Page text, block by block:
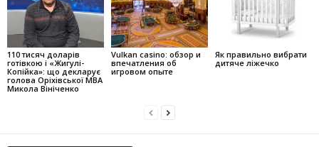
110 тисяч доларів
готівкою і «Жигулі-
Копійка»: що декларує
голова Оріхівської МВА
Микола Вініченко
Vulkan casino: обзор и
впечатления об
игровом опыте
Як правильно вибрати
дитяче ліжечко